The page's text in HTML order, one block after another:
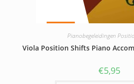
Pianobegeleidingen
Viola Position Shifts Piano
€5,95